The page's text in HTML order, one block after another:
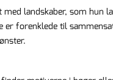
landskaber, som hun
er forenklede til